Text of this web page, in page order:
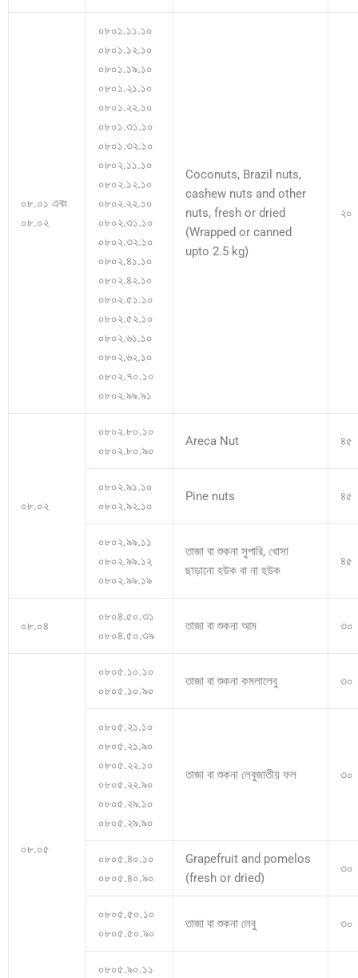
০৮.০১ এবং
০৮.০২
০৮০১.১১.১০
০৮০১.১২.১০
০৮০১.১৯.১০
০৮০১.২১.১০
০৮০১.২২.১০
০৮০১.৩১.১০
০৮০১.৩২.১০
০৮০২.১১.১০
০৮০২.১২.১০
০৮০২.২২.১০
০৮০২.৩১.১০
০৮০২.৩২.১০
০৮০২.৪১.১০
০৮০২.৪২.১০
০৮০২.৫১.১০
০৮০২.৫২.১০
০৮০২.৬১.১০
০৮০২.৬২.১০
০৮০২.৭০.১০
০৮০২.৯৯.৯১
Coconuts, Brazil nuts,
cashew nuts and other
nuts, fresh or dried
(Wrapped or canned
upto 2.5 kg)
২০
০৮.০২
০৮০২.৮০.১০
০৮০২.৮০.৯০
Areca Nut ৪৫
০৮০২.৯১.১০
০৮০২.৯২.১০
Pine nuts ৪৫
০৮০২.৯৯.১১
০৮০২.৯৯.১২
০৮০২.৯৯.১৯
তাজা বা শুকনা সুপারি, খোসা
ছাড়ানো হউক বা না হউক
৪৫
০৮.০৪
০৮০৪.৫০.৩১
০৮০৪.৫০.৩৯
তাজা বা শুকনা আম ৩০
০৮.০৫
০৮০৫.১০.১০
০৮০৫.১০.৯০
তাজা বা শুকনা কমলালেবু ৩০
০৮০৫.২১.১০
০৮০৫.২১.৯০
০৮০৫.২২.১০
০৮০৫.২২.৯০
০৮০৫.২৯.১০
০৮০৫.২৯.৯০
তাজা বা শুকনা লেবুজাতীয় ফল ৩০
০৮০৫.৪০.১০
০৮০৫.৪০.৯০
Grapefruit and pomelos
(fresh or dried)
৩০
০৮০৫.৫০.১০
০৮০৫.৫০.৯০
তাজা বা শুকনা লেবু ৩০
০৮০৫.৯০.১১